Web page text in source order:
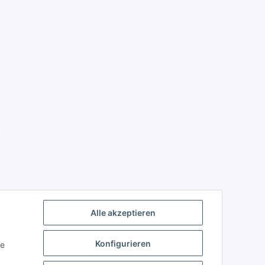
Alle akzeptieren
Konfigurieren